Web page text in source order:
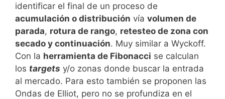
identificar el final de un proceso de
acumulación o distribución vía volumen de
parada, rotura de rango, retesteo de zona con
secado y continuación. Muy similar a Wyckoff.
Con la herramienta de Fibonacci se calculan
los targets y/o zonas donde buscar la entrada
al mercado. Para esto también se proponen las
Ondas de Elliot, pero no se profundiza en el